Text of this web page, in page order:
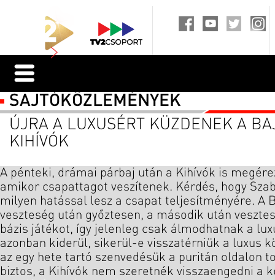
SAJTÓKÖZLEMÉNYEK
ÚJRA A LUXUSÉRT KÜZDENEK A
KIHÍVÓK
A pénteki, drámai párbaj után a Kihívók is
amikor csapattagot veszítenek. Kérdés, hogy
milyen hatással lesz a csapat teljesítményére. A
veszteség után győztesen, a második után
bázis játékot, így jelenleg csak álmodhatnak a
azonban kiderül, sikerül-e visszatérniük a luxus
az egy hete tartó szenvedésük a puritán oldalon
biztos, a Kihívók nem szeretnék visszaengedni a